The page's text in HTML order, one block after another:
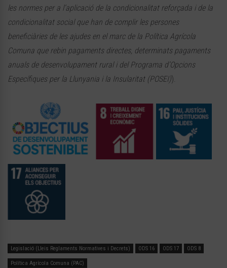
les normes per a l’aplicació de la condicionalitat reforçada i de la
condicionalitat social que han de complir les persones
beneficiàries de les ajudes en el marc de la Política Agrícola
Comuna que rebin pagaments directes, determinats pagaments
anuals de desenvolupament rural i del Programa d’Opcions
Específiques per la Llunyania i la Insularitat (POSEI)).
Legislació (Lleis Reglaments Normatives i Decrets) ODS 16 ODS 17 ODS 8
Política Agrícola Comuna (PAC)